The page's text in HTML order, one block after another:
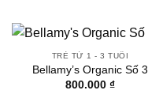
TRẺ TỪ 1 - 3 TUỔI
Bellamy’s Organic Số 3
800.000 ₫